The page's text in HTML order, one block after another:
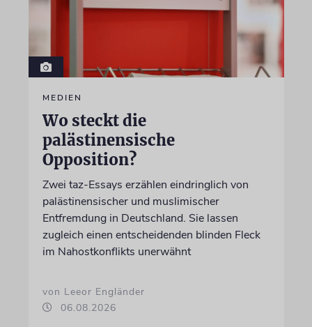
MEDIEN
Wo steckt die
palästinensische
Opposition?
Zwei taz-Essays erzählen eindringlich von
palästinensischer und muslimischer
Entfremdung in Deutschland. Sie lassen
zugleich einen entscheidenden blinden Fleck
im Nahostkonflikts unerwähnt
von Leeor Engländer
06.08.2026